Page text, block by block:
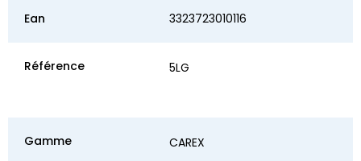
Ean 3323723010116
Référence 5LG
Gamme CAREX